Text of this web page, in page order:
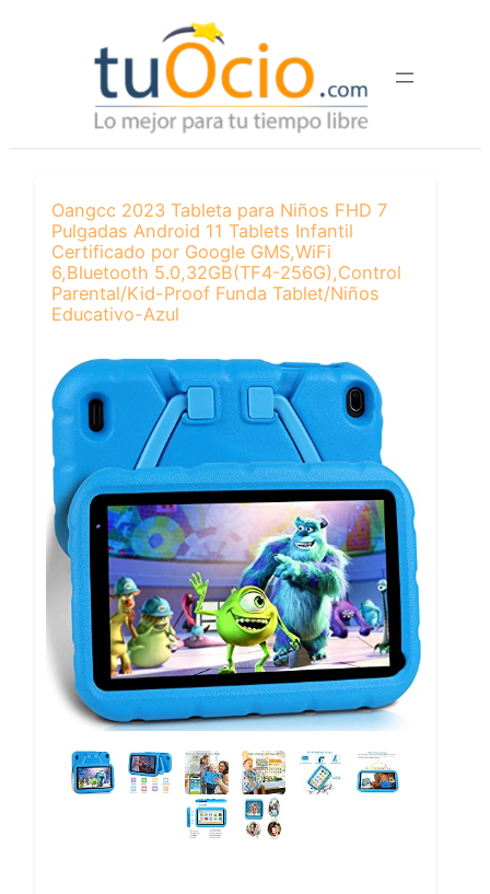
Oangcc 2023 Tableta para Niños FHD 7
Pulgadas Android 11 Tablets Infantil
Certificado por Google GMS,WiFi
6,Bluetooth 5.0,32GB(TF4-256G),Control
Parental/Kid-Proof Funda Tablet/Niños
Educativo-Azul